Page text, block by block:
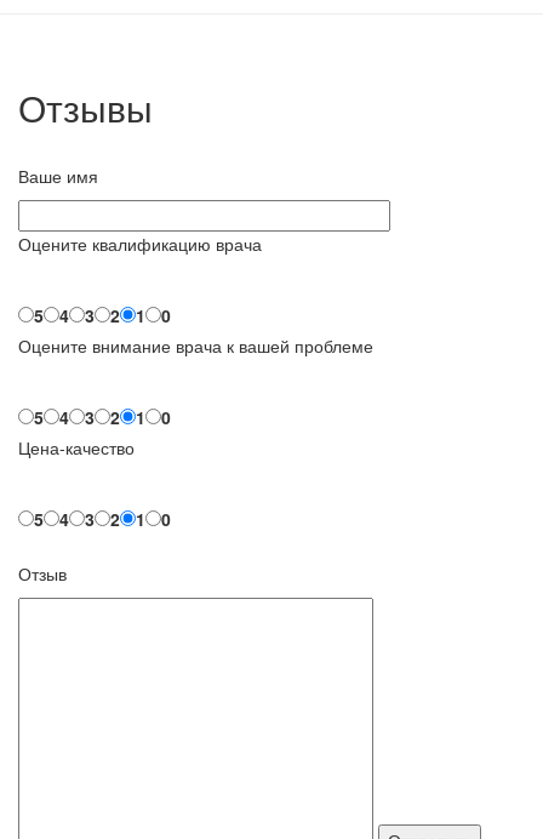
Отзывы
Ваше имя
Оцените квалификацию врача
5 4 3 2 1
0
Оцените внимание врача к вашей проблеме
5 4 3 2 1
0
Цена-качество
5 4 3 2 1 0
Отзыв